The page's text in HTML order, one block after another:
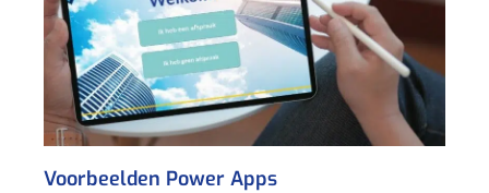
Voorbeelden Power Apps